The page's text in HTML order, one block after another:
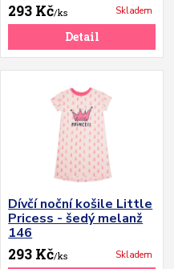
293 Kč/ks Skladem
Detail
Dívčí noční košile Little
Pricess - šedý melanž
146
293 Kč/ks Skladem